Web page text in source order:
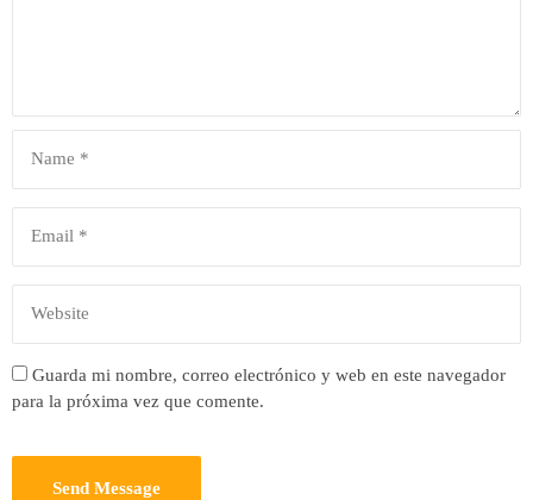
Guarda mi nombre, correo electrónico y web en este navegador
para la próxima vez que comente.